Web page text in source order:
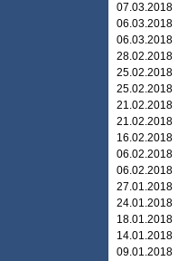
07.03.2018
06.03.2018
06.03.2018
28.02.2018
25.02.2018
25.02.2018
21.02.2018
21.02.2018
16.02.2018
06.02.2018
06.02.2018
27.01.2018
24.01.2018
18.01.2018
14.01.2018
09.01.2018